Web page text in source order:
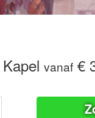
vanaf €